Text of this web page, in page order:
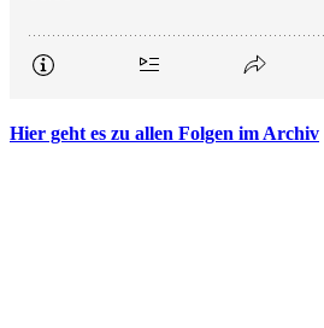
Hier geht es zu allen Folgen im Archiv